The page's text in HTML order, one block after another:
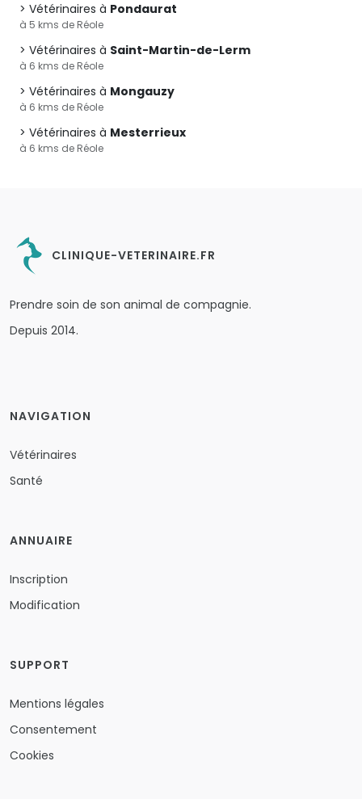
Vétérinaires à Pondaurat
à 5 kms de Réole
Vétérinaires à Saint-Martin-de-Lerm
à 6 kms de Réole
Vétérinaires à Mongauzy
à 6 kms de Réole
Vétérinaires à Mesterrieux
à 6 kms de Réole
CLINIQUE-VETERINAIRE.FR
Prendre soin de son animal de compagnie.
Depuis 2014.
NAVIGATION
Vétérinaires
Santé
ANNUAIRE
Inscription
Modification
SUPPORT
Mentions légales
Consentement
Cookies